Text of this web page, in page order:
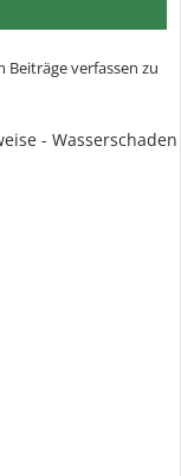
verfassen zu
- Wasserschaden